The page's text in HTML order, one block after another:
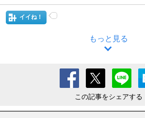
イイね！
もっと見る
この記事をシェアする